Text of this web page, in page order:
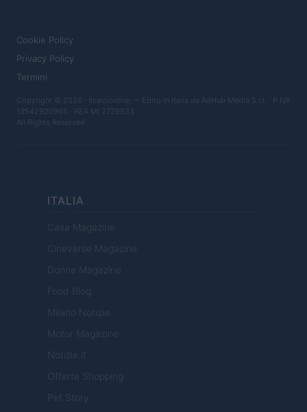
Cookie Policy
Privacy Policy
Termini
Copyright © 2026 · Ilcalcionline — Edito in Italia da AdHub Media S.r.l. · P.IVA
13542920965 · REA MI 2729933
All Rights Reserved
ITALIA
Casa Magazine
Cineverse Magazine
Donne Magazine
Food Blog
Milano Notizie
Motor Magazine
Notizie.it
Offerte Shopping
Pet Story